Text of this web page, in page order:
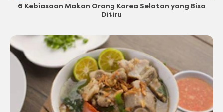
6 Kebiasaan Makan Orang Korea Selatan yang Bisa
Ditiru